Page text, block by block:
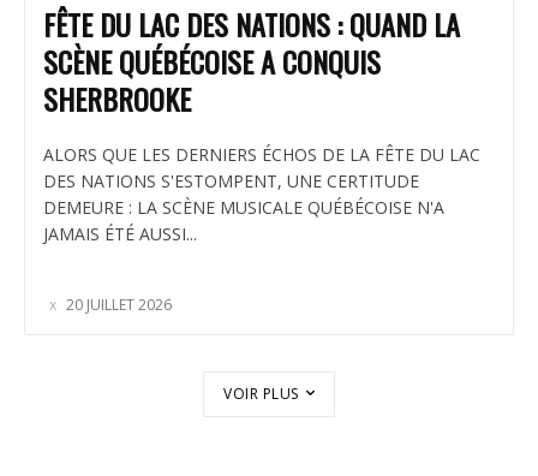
FÊTE DU LAC DES NATIONS : QUAND LA
SCÈNE QUÉBÉCOISE A CONQUIS
SHERBROOKE
ALORS QUE LES DERNIERS ÉCHOS DE LA FÊTE DU LAC
DES NATIONS S'ESTOMPENT, UNE CERTITUDE
DEMEURE : LA SCÈNE MUSICALE QUÉBÉCOISE N'A
JAMAIS ÉTÉ AUSSI...
20 JUILLET 2026
VOIR PLUS